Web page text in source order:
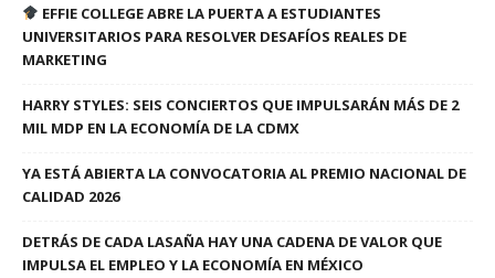
EFFIE COLLEGE ABRE LA PUERTA A ESTUDIANTES
UNIVERSITARIOS PARA RESOLVER DESAFÍOS REALES DE
MARKETING
HARRY STYLES: SEIS CONCIERTOS QUE IMPULSARÁN MÁS DE 2
MIL MDP EN LA ECONOMÍA DE LA CDMX
YA ESTÁ ABIERTA LA CONVOCATORIA AL PREMIO NACIONAL DE
CALIDAD 2026
DETRÁS DE CADA LASAÑA HAY UNA CADENA DE VALOR QUE
IMPULSA EL EMPLEO Y LA ECONOMÍA EN MÉXICO